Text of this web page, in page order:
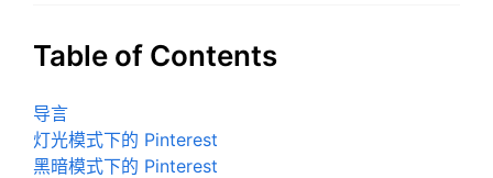
Table of Contents
导言
灯光模式下的 Pinterest
黑暗模式下的 Pinterest